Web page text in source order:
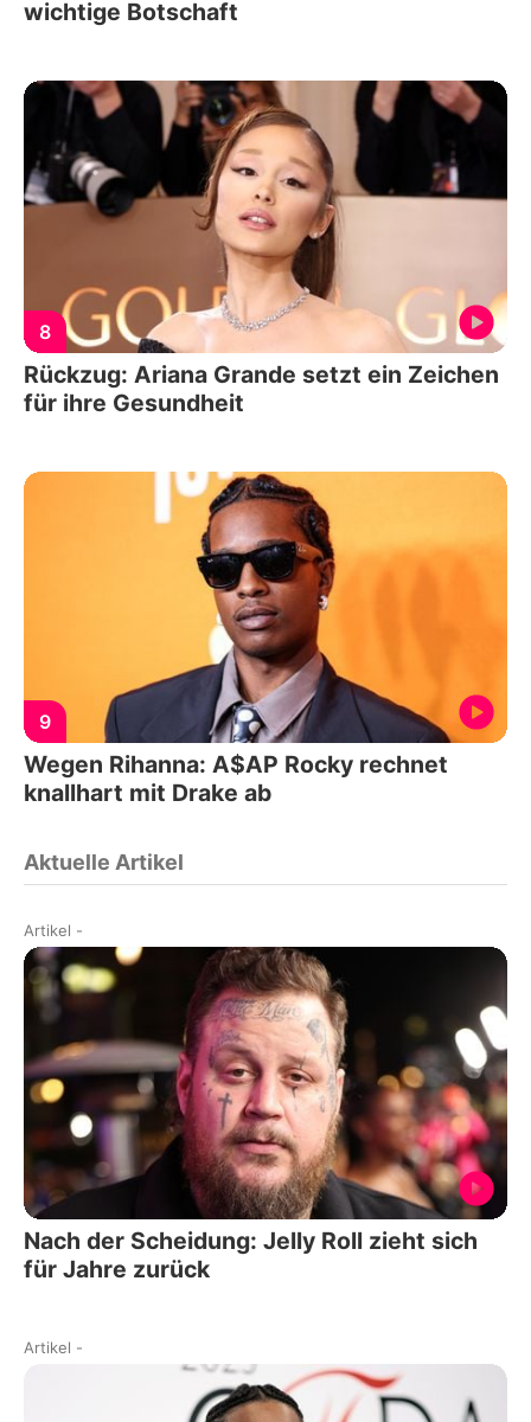
wichtige Botschaft
8
Rückzug: Ariana Grande setzt ein Zeichen
für ihre Gesundheit
9
Wegen Rihanna: A$AP Rocky rechnet
knallhart mit Drake ab
Aktuelle Artikel
Artikel -
Nach der Scheidung: Jelly Roll zieht sich
für Jahre zurück
Artikel -